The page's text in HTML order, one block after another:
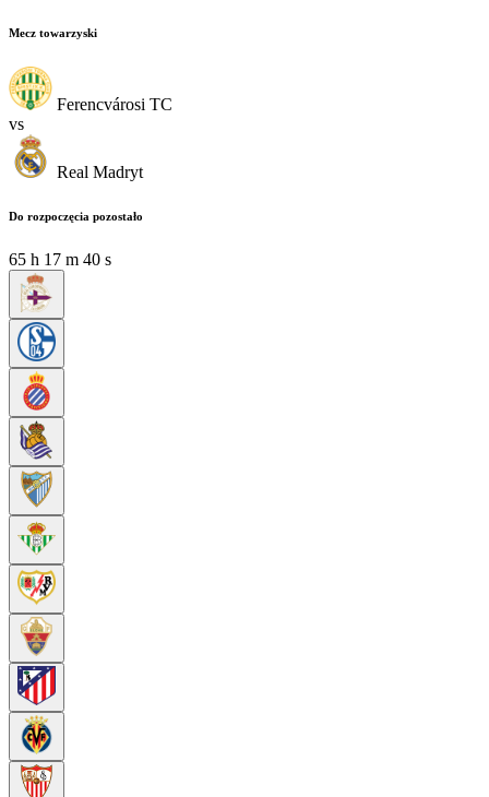
Mecz towarzyski
Ferencvárosi TC
vs
Real Madryt
Do rozpoczęcia pozostało
65 h 17 m 39 s